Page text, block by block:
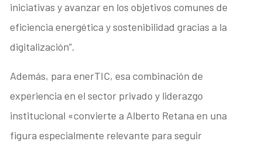
iniciativas y avanzar en los objetivos comunes de
eficiencia energética y sostenibilidad gracias a la
digitalización”.
Además, para enerTIC, esa combinación de
experiencia en el sector privado y liderazgo
institucional «convierte a Alberto Retana en una
figura especialmente relevante para seguir